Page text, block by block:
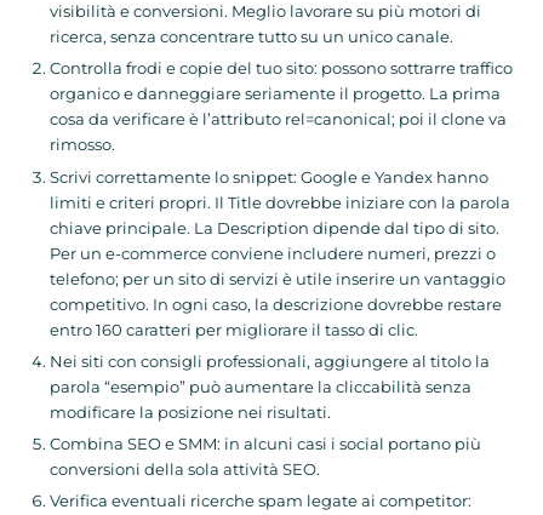
visibilità e conversioni. Meglio lavorare su più motori di
ricerca, senza concentrare tutto su un unico canale.
Controlla frodi e copie del tuo sito: possono sottrarre traffico
organico e danneggiare seriamente il progetto. La prima
cosa da verificare è l’attributo rel=canonical; poi il clone va
rimosso.
Scrivi correttamente lo snippet: Google e Yandex hanno
limiti e criteri propri. Il Title dovrebbe iniziare con la parola
chiave principale. La Description dipende dal tipo di sito.
Per un e-commerce conviene includere numeri, prezzi o
telefono; per un sito di servizi è utile inserire un vantaggio
competitivo. In ogni caso, la descrizione dovrebbe restare
entro 160 caratteri per migliorare il tasso di clic.
Nei siti con consigli professionali, aggiungere al titolo la
parola “esempio” può aumentare la cliccabilità senza
modificare la posizione nei risultati.
Combina SEO e SMM: in alcuni casi i social portano più
conversioni della sola attività SEO.
Verifica eventuali ricerche spam legate ai competitor: